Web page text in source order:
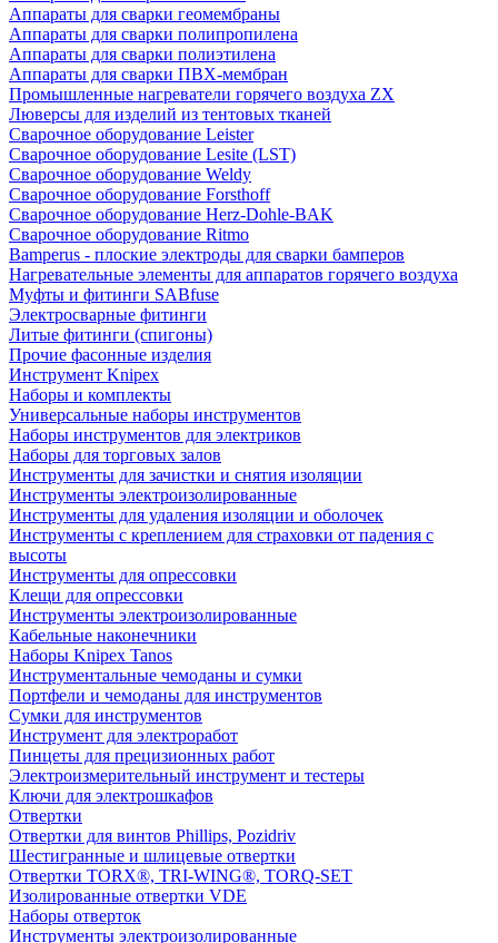
Аппараты для сварки геомембраны
Аппараты для сварки полипропилена
Аппараты для сварки полиэтилена
Аппараты для сварки ПВХ-мембран
Промышленные нагреватели горячего воздуха ZX
Люверсы для изделий из тентовых тканей
Сварочное оборудование Leister
Сварочное оборудование Lesite (LST)
Сварочное оборудование Weldy
Сварочное оборудование Forsthoff
Сварочное оборудование Herz-Dohle-BAK
Сварочное оборудование Ritmo
Bamperus - плоские электроды для сварки бамперов
Нагревательные элементы для аппаратов горячего воздуха
Муфты и фитинги SABfuse
Электросварные фитинги
Литые фитинги (спигоны)
Прочие фасонные изделия
Инструмент Knipex
Наборы и комплекты
Универсальные наборы инструментов
Наборы инструментов для электриков
Наборы для торговых залов
Инструменты для зачистки и снятия изоляции
Инструменты электроизолированные
Инструменты для удаления изоляции и оболочек
Инструменты с креплением для страховки от падения с
высоты
Инструменты для опрессовки
Клещи для опрессовки
Инструменты электроизолированные
Кабельные наконечники
Наборы Knipex Tanos
Инструментальные чемоданы и сумки
Портфели и чемоданы для инструментов
Сумки для инструментов
Инструмент для электроработ
Пинцеты для прецизионных работ
Электроизмерительный инструмент и тестеры
Ключи для электрошкафов
Отвертки
Отвертки для винтов Phillips, Pozidriv
Шестигранные и шлицевые отвертки
Отвертки TORX®, TRI-WING®, TORQ-SET
Изолированные отвертки VDE
Наборы отверток
Инструменты электроизолированные